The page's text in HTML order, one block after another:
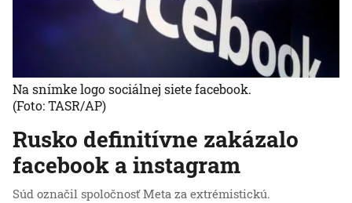
Rusko definitívne zakázalo
facebook a instagram
Súd označil spoločnosť Meta za extrémistickú.
Na snímke logo sociálnej siete facebook.
(Foto: TASR/AP)